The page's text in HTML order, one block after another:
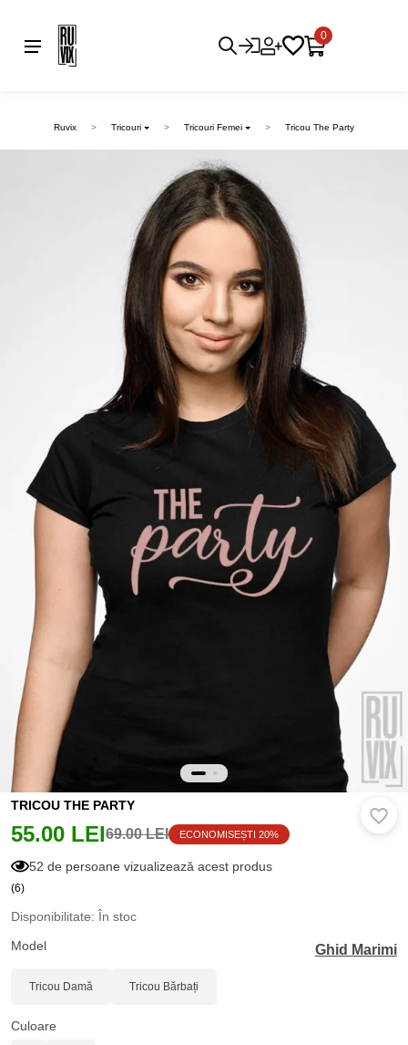
0
Ruvix Tricouri Tricouri Femei Tricou The Party
TRICOU THE PARTY
55.00 LEI69.00 LEI ECONOMISEȘTI 20%
52 de persoane vizualizează acest produs
(6)
Disponibilitate: În stoc
Model
Ghid Marimi
Tricou Damă Tricou Bărbați
Culoare